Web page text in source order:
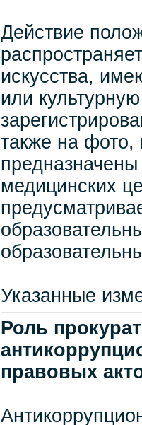
Действие
искусства,
или
также на фото,
медицинских
Указанные
Роль
правовых